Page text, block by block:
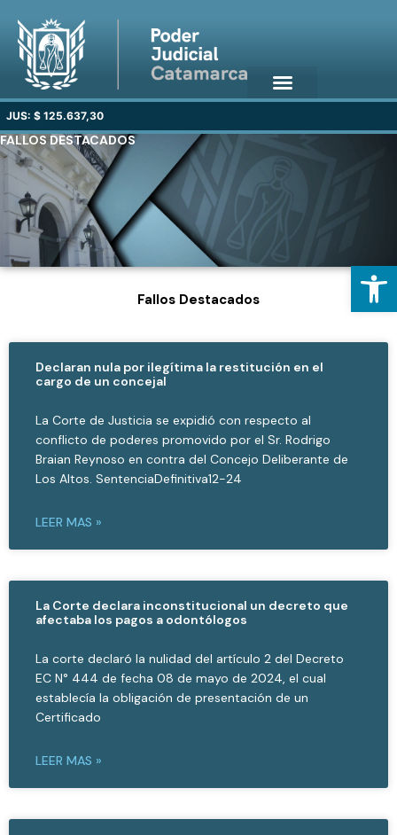
JUS: $ 125.637,30
FALLOS DESTACADOS
Fallos Destacados
Declaran nula por ilegítima la restitución en el
cargo de un concejal
La Corte de Justicia se expidió con respecto al
conflicto de poderes promovido por el Sr. Rodrigo
Braian Reynoso en contra del Concejo Deliberante de
Los Altos. SentenciaDefinitiva12-24
LEER MAS »
La Corte declara inconstitucional un decreto que
afectaba los pagos a odontólogos
La corte declaró la nulidad del artículo 2 del Decreto
EC N° 444 de fecha 08 de mayo de 2024, el cual
establecía la obligación de presentación de un
Certificado
LEER MAS »